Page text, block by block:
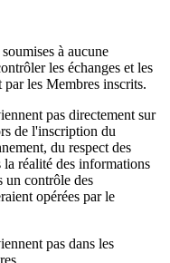
à aucune
les échanges et les
les Membres inscrits.
pas directement sur
de l'inscription du
du respect des
réalité des informations
un contrôle des
opérées par le
pas dans les